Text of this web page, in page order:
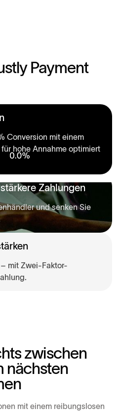
Payment
Conversion mit einem
hohe Annahme optimiert
Zahlungen
und senken Sie
mit Zwei-Faktor-
hts zwischen
nächsten
en
mit einem reibungslosen